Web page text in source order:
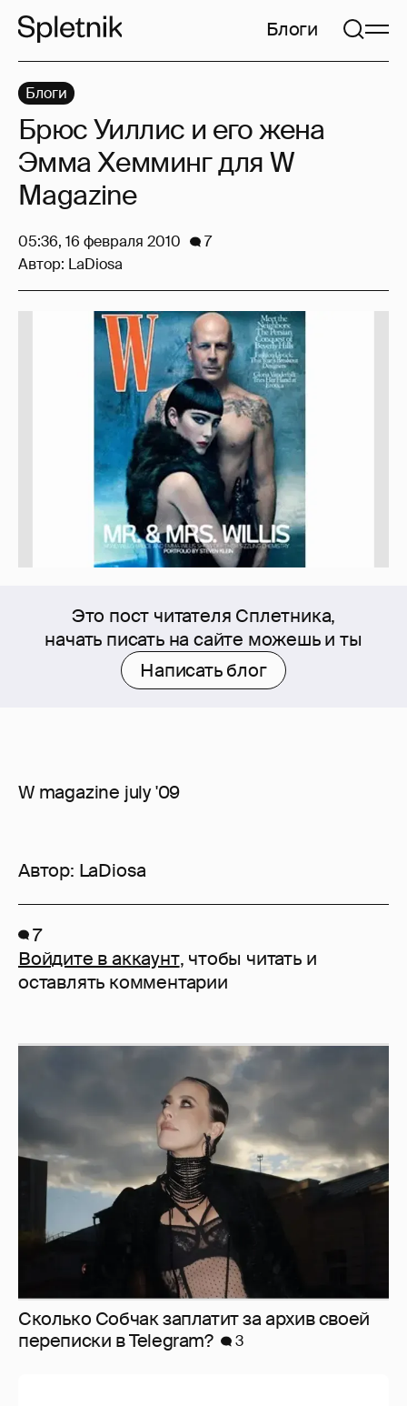
Блоги
Это пост читателя Сплетника,
начать писать на сайте можешь и ты
Написать блог
W magazine july '09
Автор: LaDiosa
Блоги
Брюс Уиллис и его жена
Эмма Хемминг для W
Magazine
05:36, 16 февраля 2010
7
Автор: LaDiosa
7
Войдите в аккаунт, чтобы читать и
оставлять комментарии
Сколько Собчак заплатит за архив своей
перeписки в Telegram?
3